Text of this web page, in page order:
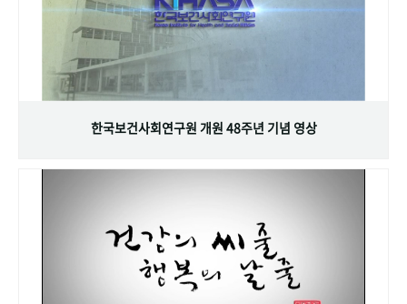
한국보건사회연구원 개원 48주년 기념 영상